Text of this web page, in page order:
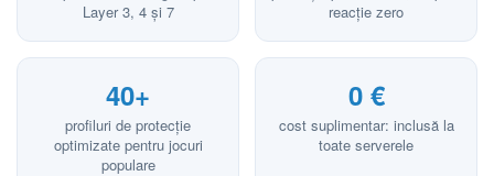
Layer 3, 4 și 7
reacție zero
40+
profiluri de protecție
optimizate pentru jocuri
populare
0 €
cost suplimentar: inclusă la
toate serverele